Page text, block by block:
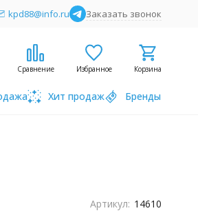
kpd88@info.ru Заказать звонок
Сравнение Избранное Корзина
Хит продаж Бренды
Артикул: 14610